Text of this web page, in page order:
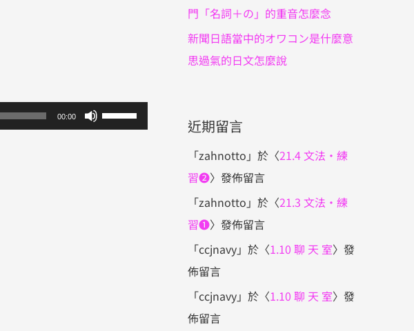
00:00
使
用
門「名詞＋の」的重音怎麼念
新聞日語當中的オワコン是什麼意
思過氣的日文怎麼說
近期留言
「zahnotto 」於〈21.4 文法・練
習❷〉發佈留言
「zahnotto 」於〈21.3 文法・練
習❶〉發佈留言
「ccjnavy」於〈1.10 聊 天 室〉發
佈留言
「ccjnavy」於〈1.10 聊 天 室〉發
佈留言